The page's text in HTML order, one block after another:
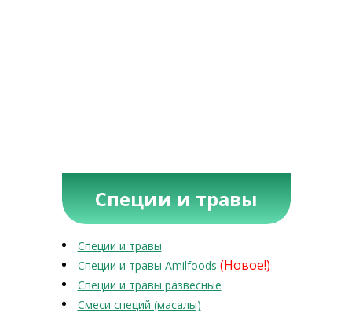
Специи и травы
Специи и травы
Специи и травы Amilfoods (Новое!)
Специи и травы развесные
Смеси специй (масалы)